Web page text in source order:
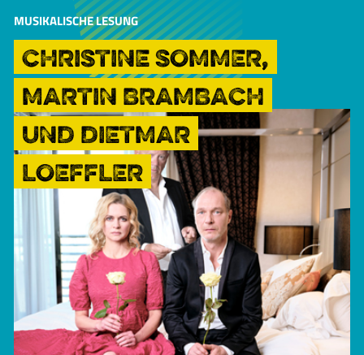
MUSIKALISCHE LESUNG
CHRISTINE SOMMER,
MARTIN BRAMBACH
UND DIETMAR
LOEFFLER